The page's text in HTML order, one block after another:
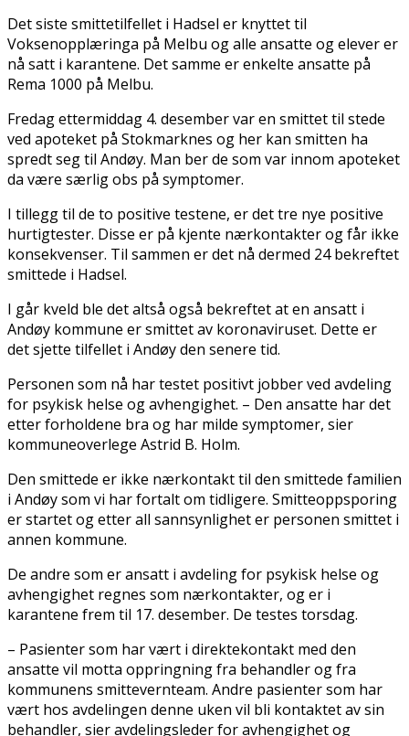
Det siste smittetilfellet i Hadsel er knyttet til
Voksenopplæringa på Melbu og alle ansatte og elever er
nå satt i karantene. Det samme er enkelte ansatte på
Rema 1000 på Melbu.
Fredag ettermiddag 4. desember var en smittet til stede
ved apoteket på Stokmarknes og her kan smitten ha
spredt seg til Andøy. Man ber de som var innom apoteket
da være særlig obs på symptomer.
I tillegg til de to positive testene, er det tre nye positive
hurtigtester. Disse er på kjente nærkontakter og får ikke
konsekvenser. Til sammen er det nå dermed 24 bekreftet
smittede i Hadsel.
I går kveld ble det altså også bekreftet at en ansatt i
Andøy kommune er smittet av koronaviruset. Dette er
det sjette tilfellet i Andøy den senere tid.
Personen som nå har testet positivt jobber ved avdeling
for psykisk helse og avhengighet. – Den ansatte har det
etter forholdene bra og har milde symptomer, sier
kommuneoverlege Astrid B. Holm.
Den smittede er ikke nærkontakt til den smittede familien
i Andøy som vi har fortalt om tidligere. Smitteoppsporing
er startet og etter all sannsynlighet er personen smittet i
annen kommune.
De andre som er ansatt i avdeling for psykisk helse og
avhengighet regnes som nærkontakter, og er i
karantene frem til 17. desember. De testes torsdag.
– Pasienter som har vært i direktekontakt med den
ansatte vil motta oppringning fra behandler og fra
kommunens smittevernteam. Andre pasienter som har
vært hos avdelingen denne uken vil bli kontaktet av sin
behandler, sier avdelingsleder for avhengighet og